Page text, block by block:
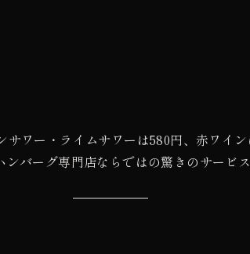
ワー・ライムサワーは580円、赤ワイ
バーグ専門店ならではの驚きのサービ